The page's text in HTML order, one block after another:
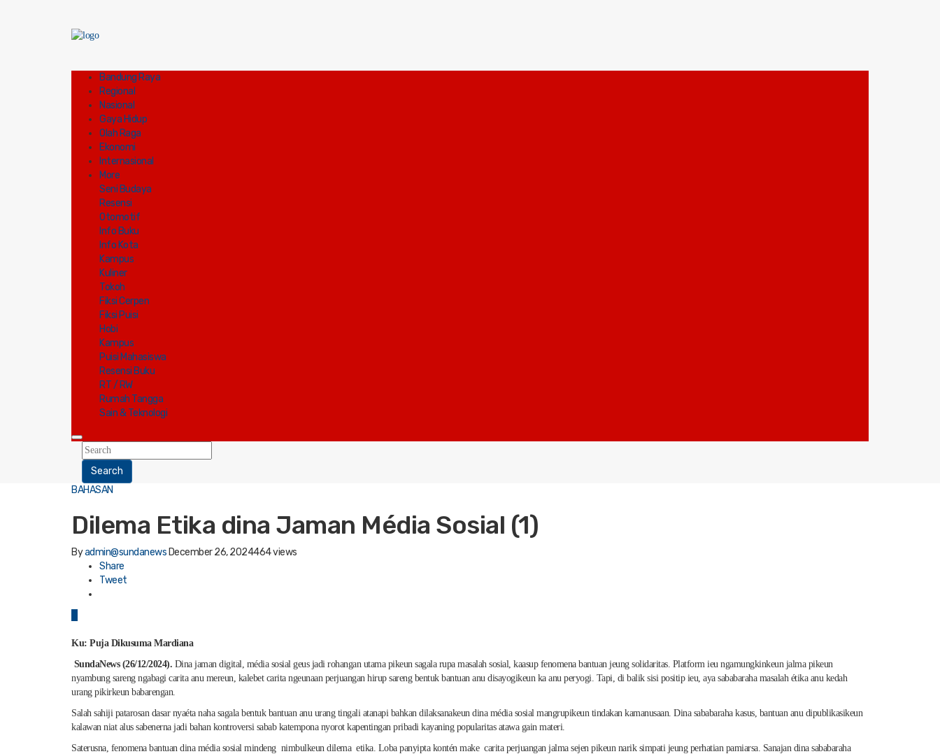
Bandung Raya
Regional
Nasional
Gaya Hidup
Olah Raga
Ekonomi
Internasional
More
Seni Budaya
Resensi
Otomotif
Info Buku
Info Kota
Kampus
Kuliner
Tokoh
Fiksi Cerpen
Fiksi Puisi
Hobi
Kampus
Puisi Mahasiswa
Resensi Buku
RT / RW
Rumah Tangga
Sain & Teknologi
Search
BAHASAN
Dilema Etika dina Jaman Média Sosial (1)
Byadmin@sundanews December 26, 2024464 views
Share
Tweet
Ku: Puja Dikusuma Mardiana
SundaNews (26/12/2024). Dina jaman digital, média sosial geus jadi rohangan utama pikeun sagala rupa masalah sosial, kaasup fenomena bantuan jeung solidaritas. Platform ieu ngamungkinkeun jalma pikeun
nyambung sareng ngabagi carita anu mereun, kalebet carita ngeunaan perjuangan hirup sareng bentuk bantuan anu disayogikeun ka anu peryogi. Tapi, di balik sisi positip ieu, aya sababaraha masalah étika anu kedah
urang pikirkeun babarengan.
Salah sahiji patarosan dasar nyaéta naha sagala bentuk bantuan anu urang tingali atanapi bahkan dilaksanakeun dina média sosial mangrupikeun tindakan kamanusaan. Dina sababaraha kasus, bantuan anu dipublikasikeun
kalawan niat alus sabenerna jadi bahan kontroversi sabab katempona nyorot kapentingan pribadi kayaning popularitas atawa gain materi.
Saterusna, fenomena bantuan dina média sosial mindeng nimbulkeun dilema etika. Loba panyipta kontén make carita perjuangan jalma sejen pikeun narik simpati jeung perhatian pamiarsa. Sanajan dina sababaraha